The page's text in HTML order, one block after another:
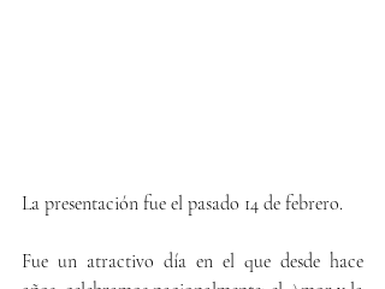
La presentación fue el pasado 14 de febrero.
Fue un atractivo día en el que desde hace